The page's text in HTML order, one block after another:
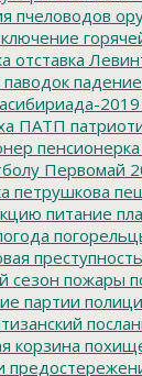
пчеловодов
отставка
паводок падение
2019
ПАТП
пенсионерка
Первомай
петрушкова
питание
преступность
сезон пожары
партии
корзина